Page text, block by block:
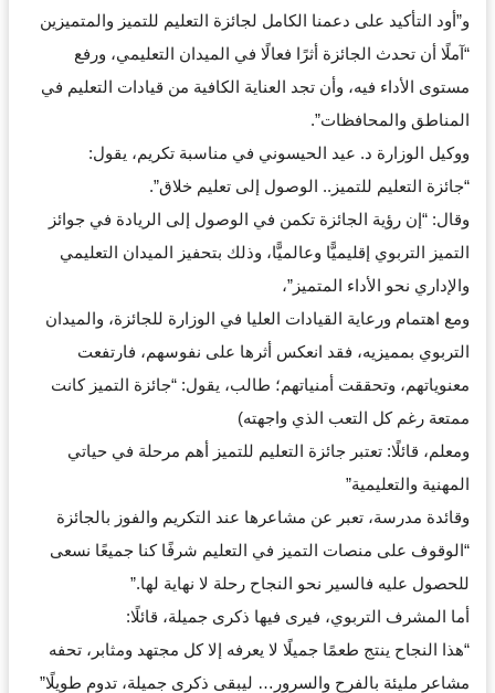
و”أود التأكيد على دعمنا الكامل لجائزة التعليم للتميز والمتميزين
“آملًا أن تحدث الجائزة أثرًا فعالًا في الميدان التعليمي، ورفع
مستوى الأداء فيه، وأن تجد العناية الكافية من قيادات التعليم في
المناطق والمحافظات”.
ووكيل الوزارة د. عيد الحيسوني في مناسبة تكريم، يقول:
“جائزة التعليم للتميز.. الوصول إلى تعليم خلاق”.
وقال: “إن رؤية الجائزة تكمن في الوصول إلى الريادة في جوائز
التميز التربوي إقليميًّا وعالميًّا، وذلك بتحفيز الميدان التعليمي
والإداري نحو الأداء المتميز”،
ومع اهتمام ورعاية القيادات العليا في الوزارة للجائزة، والميدان
التربوي بمميزيه، فقد انعكس أثرها على نفوسهم، فارتفعت
معنوياتهم، وتحققت أمنياتهم؛ طالب، يقول: “جائزة التميز كانت
ممتعة رغم كل التعب الذي واجهته)
ومعلم، قائلًا: تعتبر جائزة التعليم للتميز أهم مرحلة في حياتي
المهنية والتعليمية”
وقائدة مدرسة، تعبر عن مشاعرها عند التكريم والفوز بالجائزة
“الوقوف على منصات التميز في التعليم شرفًا كنا جميعًا نسعى
للحصول عليه فالسير نحو النجاح رحلة لا نهاية لها.”
أما المشرف التربوي، فيرى فيها ذكرى جميلة، قائلًا:
“هذا النجاح ينتج طعمًا جميلًا لا يعرفه إلا كل مجتهد ومثابر، تحفه
مشاعر مليئة بالفرح والسرور… ليبقى ذكرى جميلة، تدوم طويلًا”